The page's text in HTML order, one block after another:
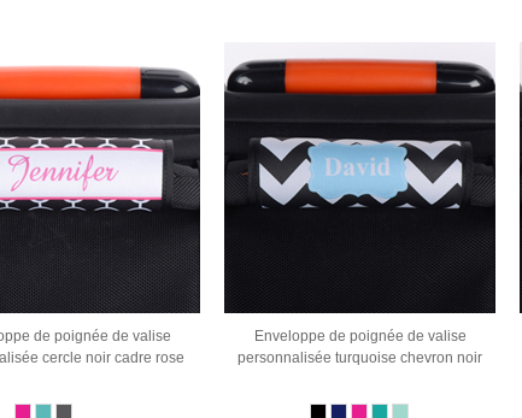
de poignée de valise
cercle noir cadre rose
Enveloppe de poignée de valise
personnalisée turquoise chevron noir